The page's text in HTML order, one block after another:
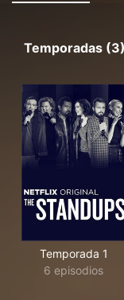
Temporadas (3)
Temporada 1
6 episodios